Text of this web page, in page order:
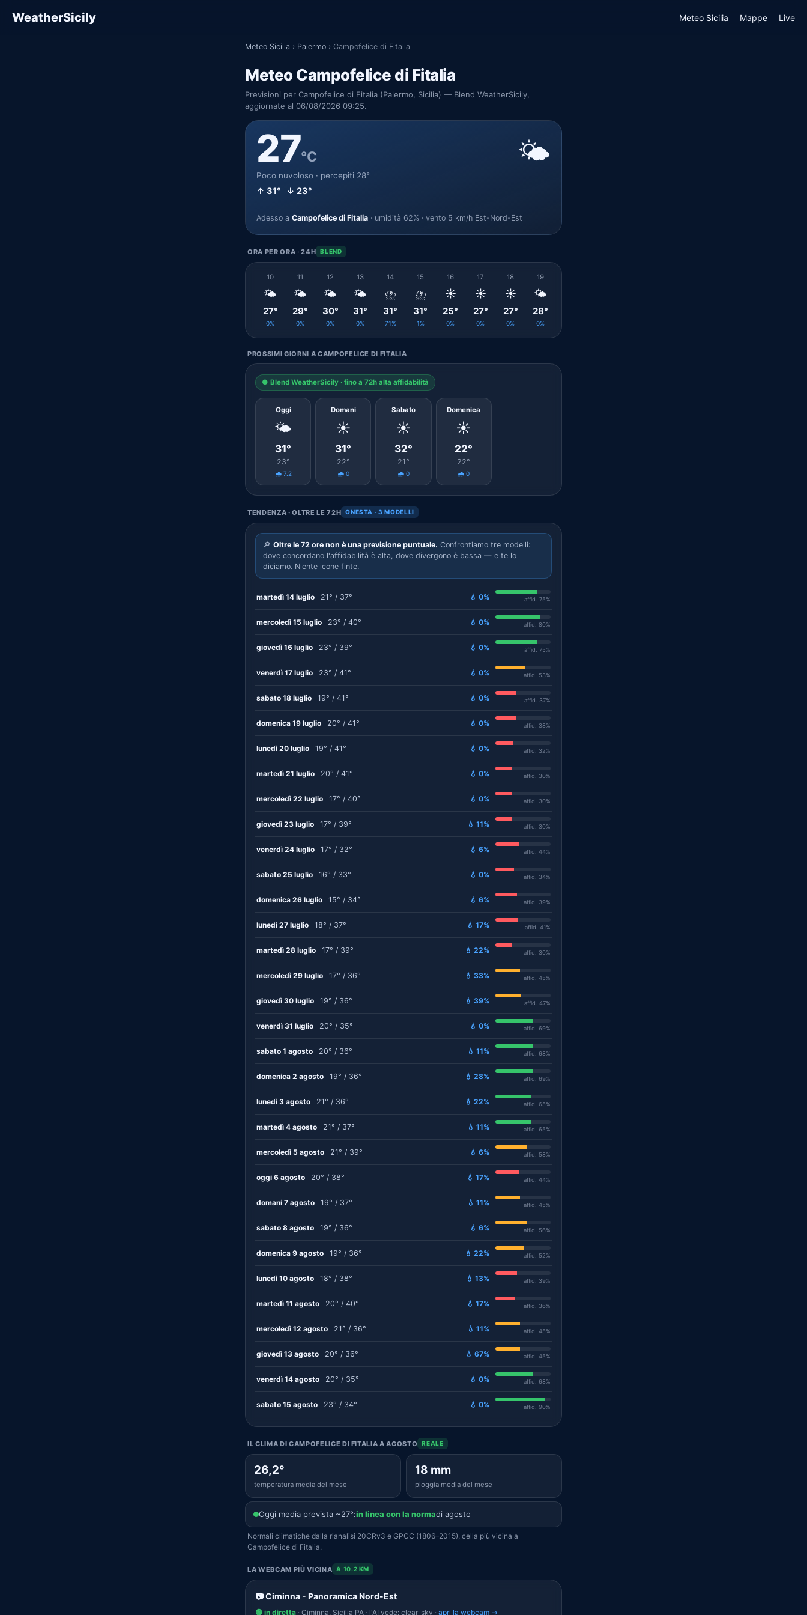
WeatherSicily Meteo Sicilia Mappe Live
Meteo Sicilia › Palermo › Campofelice di Fitalia
Meteo Campofelice di Fitalia
Previsioni per Campofelice di Fitalia (Palermo, Sicilia) — Blend WeatherSicily,
aggiornate al 06/08/2026 09:25.
27°C
Poco nuvoloso · percepiti 28°
↑ 31° ↓ 23°
🌤️
Adesso a Campofelice di Fitalia · umidità 62% · vento 5 km/h Est-Nord-Est
ORA PER ORA · 24H BLEND
10
🌤️
27°
0%
11
🌤️
29°
0%
12
🌤️
30°
0%
13
🌤️
31°
0%
14
⛈️
31°
71%
15
⛈️
31°
1%
16
☀️
25°
0%
17
☀️
27°
0%
18
☀️
27°
0%
19
🌤️
28°
0%
PROSSIMI GIORNI A CAMPOFELICE DI FITALIA
● Blend WeatherSicily · fino a 72h alta affidabilità
Oggi
🌤️
31°
23°
🌧️ 7.2
Domani
☀️
31°
22°
🌧️ 0
Sabato
☀️
32°
21°
🌧️ 0
Domenica
☀️
22°
22°
🌧️ 0
TENDENZA · OLTRE LE 72H ONESTA · 3 MODELLI
🔎 Oltre le 72 ore non è una previsione puntuale. Confrontiamo tre modelli:
dove concordano l'affidabilità è alta, dove divergono è bassa — e te lo
diciamo. Niente icone finte.
martedì 14 luglio 21° / 37° 💧 0% affid. 75%
mercoledì 15 luglio 23° / 40° 💧 0% affid. 80%
giovedì 16 luglio 23° / 39° 💧 0% affid. 75%
venerdì 17 luglio 23° / 41° 💧 0% affid. 53%
sabato 18 luglio 19° / 41° 💧 0% affid. 37%
domenica 19 luglio 20° / 41° 💧 0% affid. 38%
lunedì 20 luglio 19° / 41° 💧 0% affid. 32%
martedì 21 luglio 20° / 41° 💧 0% affid. 30%
mercoledì 22 luglio 17° / 40° 💧 0% affid. 30%
giovedì 23 luglio 17° / 39° 💧 11% affid. 30%
venerdì 24 luglio 17° / 32° 💧 6% affid. 44%
sabato 25 luglio 16° / 33° 💧 0% affid. 34%
domenica 26 luglio 15° / 34° 💧 6% affid. 39%
lunedì 27 luglio 18° / 37° 💧 17% affid. 41%
martedì 28 luglio 17° / 39° 💧 22% affid. 30%
mercoledì 29 luglio 17° / 36° 💧 33% affid. 45%
giovedì 30 luglio 19° / 36° 💧 39% affid. 47%
venerdì 31 luglio 20° / 35° 💧 0% affid. 69%
sabato 1 agosto 20° / 36° 💧 11% affid. 68%
domenica 2 agosto 19° / 36° 💧 28% affid. 69%
lunedì 3 agosto 21° / 36° 💧 22% affid. 65%
martedì 4 agosto 21° / 37° 💧 11% affid. 65%
mercoledì 5 agosto 21° / 39° 💧 6% affid. 58%
oggi 6 agosto 20° / 38° 💧 17% affid. 44%
domani 7 agosto 19° / 37° 💧 11% affid. 45%
sabato 8 agosto 19° / 36° 💧 6% affid. 56%
domenica 9 agosto 19° / 36° 💧 22% affid. 52%
lunedì 10 agosto 18° / 38° 💧 13% affid. 39%
martedì 11 agosto 20° / 40° 💧 17% affid. 36%
mercoledì 12 agosto 21° / 36° 💧 11% affid. 45%
giovedì 13 agosto 20° / 36° 💧 67% affid. 45%
venerdì 14 agosto 20° / 35° 💧 0% affid. 68%
sabato 15 agosto 23° / 34° 💧 0% affid. 90%
IL CLIMA DI CAMPOFELICE DI FITALIA A AGOSTO REALE
26,2°
temperatura media del mese
18 mm
pioggia media del mese
Oggi media prevista ~27°:in linea con la normadi agosto
Normali climatiche dalla rianalisi 20CRv3 e GPCC (1806–2015), cella più vicina a
Campofelice di Fitalia.
LA WEBCAM PIÙ VICINA A 10.2 KM
📷 Ciminna - Panoramica Nord-Est
🟢 in diretta · Ciminna, Sicilia PA · l'AI vede: clear_sky · apri la webcam →